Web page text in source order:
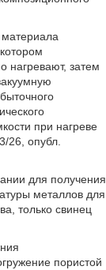
нагревают, затем
при нагреве
опубл.
для получения
металлов для
только свинец
пористой